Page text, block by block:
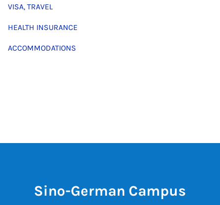
VISA, TRAVEL
HEALTH INSURANCE
ACCOMMODATIONS
Sino-German Campus